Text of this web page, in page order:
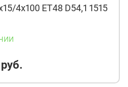
4x100 ET48 D54,1 1515